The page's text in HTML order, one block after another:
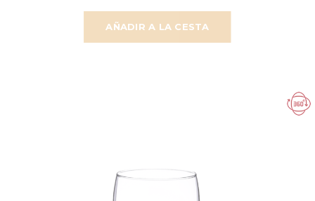
AÑADIR A LA CESTA